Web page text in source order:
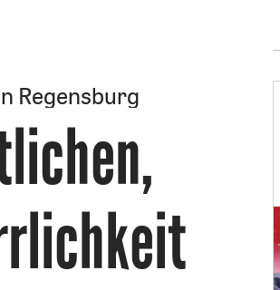
Regensburg